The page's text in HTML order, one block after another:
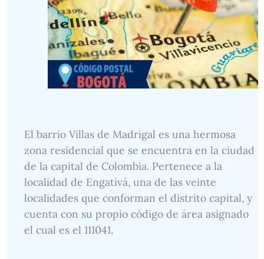
El barrio Villas de Madrigal es una hermosa
zona residencial que se encuentra en la ciudad
de la capital de Colombia. Pertenece a la
localidad de Engativá, una de las veinte
localidades que conforman el distrito capital, y
cuenta con su propio código de área asignado
el cual es el 111041.